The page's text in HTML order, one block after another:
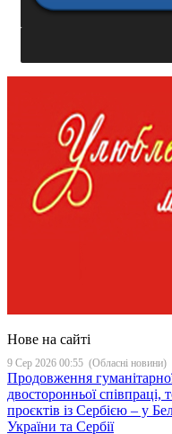
Нове на сайті
9 Сер 2026 00:55 (Обласні новини)
Продовження
двосторонньої співпраці,
проєктів із Сербією – у
України та Сербії